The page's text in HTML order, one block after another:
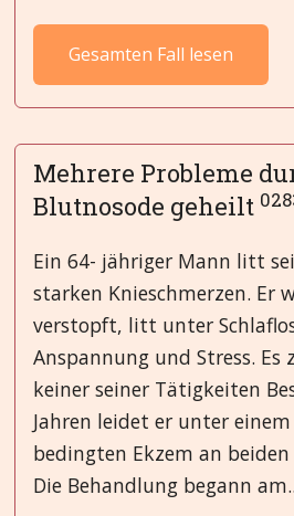
Gesamten Fall lesen
Mehrere Probleme
Blutnosode geheilt
Ein 64- jähriger Mann litt
starken Knieschmerzen. Er
verstopft, litt unter
Anspannung und Stress. Es
keiner seiner Tätigkeiten
Jahren leidet er unter
bedingten Ekzem an beiden
Die Behandlung begann